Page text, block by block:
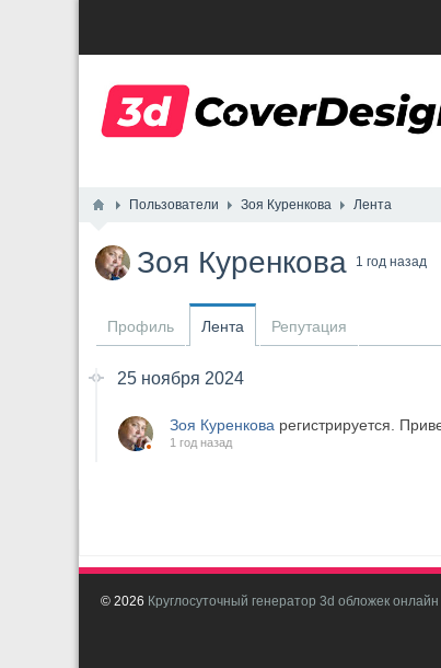
Пользователи Зоя Куренкова Лента
Зоя Куренкова 1 год назад
Профиль Лента Репутация
25 ноября 2024
Зоя Куренкова регистрируется.
1 год назад
© 2026 Круглосуточный генератор 3d обложек